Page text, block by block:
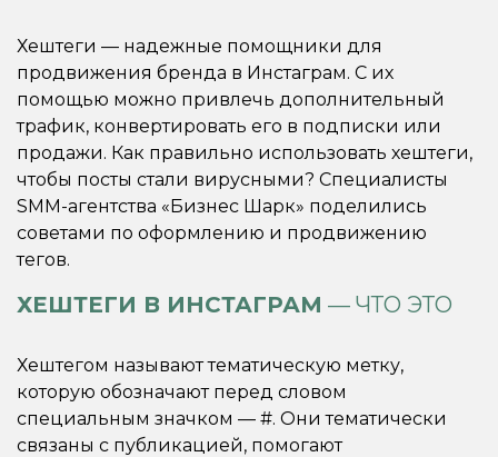
Хештеги — надежные помощники для
продвижения бренда в Инстаграм. С их
помощью можно привлечь дополнительный
трафик, конвертировать его в подписки или
продажи. Как правильно использовать хештеги,
чтобы посты стали вирусными? Специалисты
SMM-агентства «Бизнес Шарк» поделились
советами по оформлению и продвижению
тегов.
ХЕШТЕГИ В ИНСТАГРАМ — ЧТО ЭТО
Хештегом называют тематическую метку,
которую обозначают перед словом
специальным значком — #. Они тематически
связаны с публикацией, помогают